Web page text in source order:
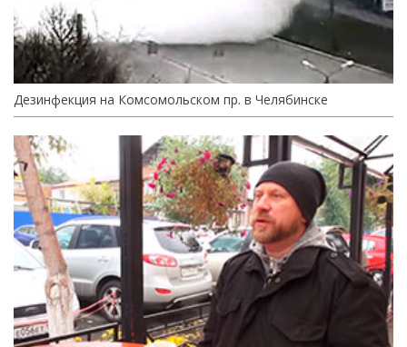
Дезинфекция на Комсомольском пр. в Челябинске